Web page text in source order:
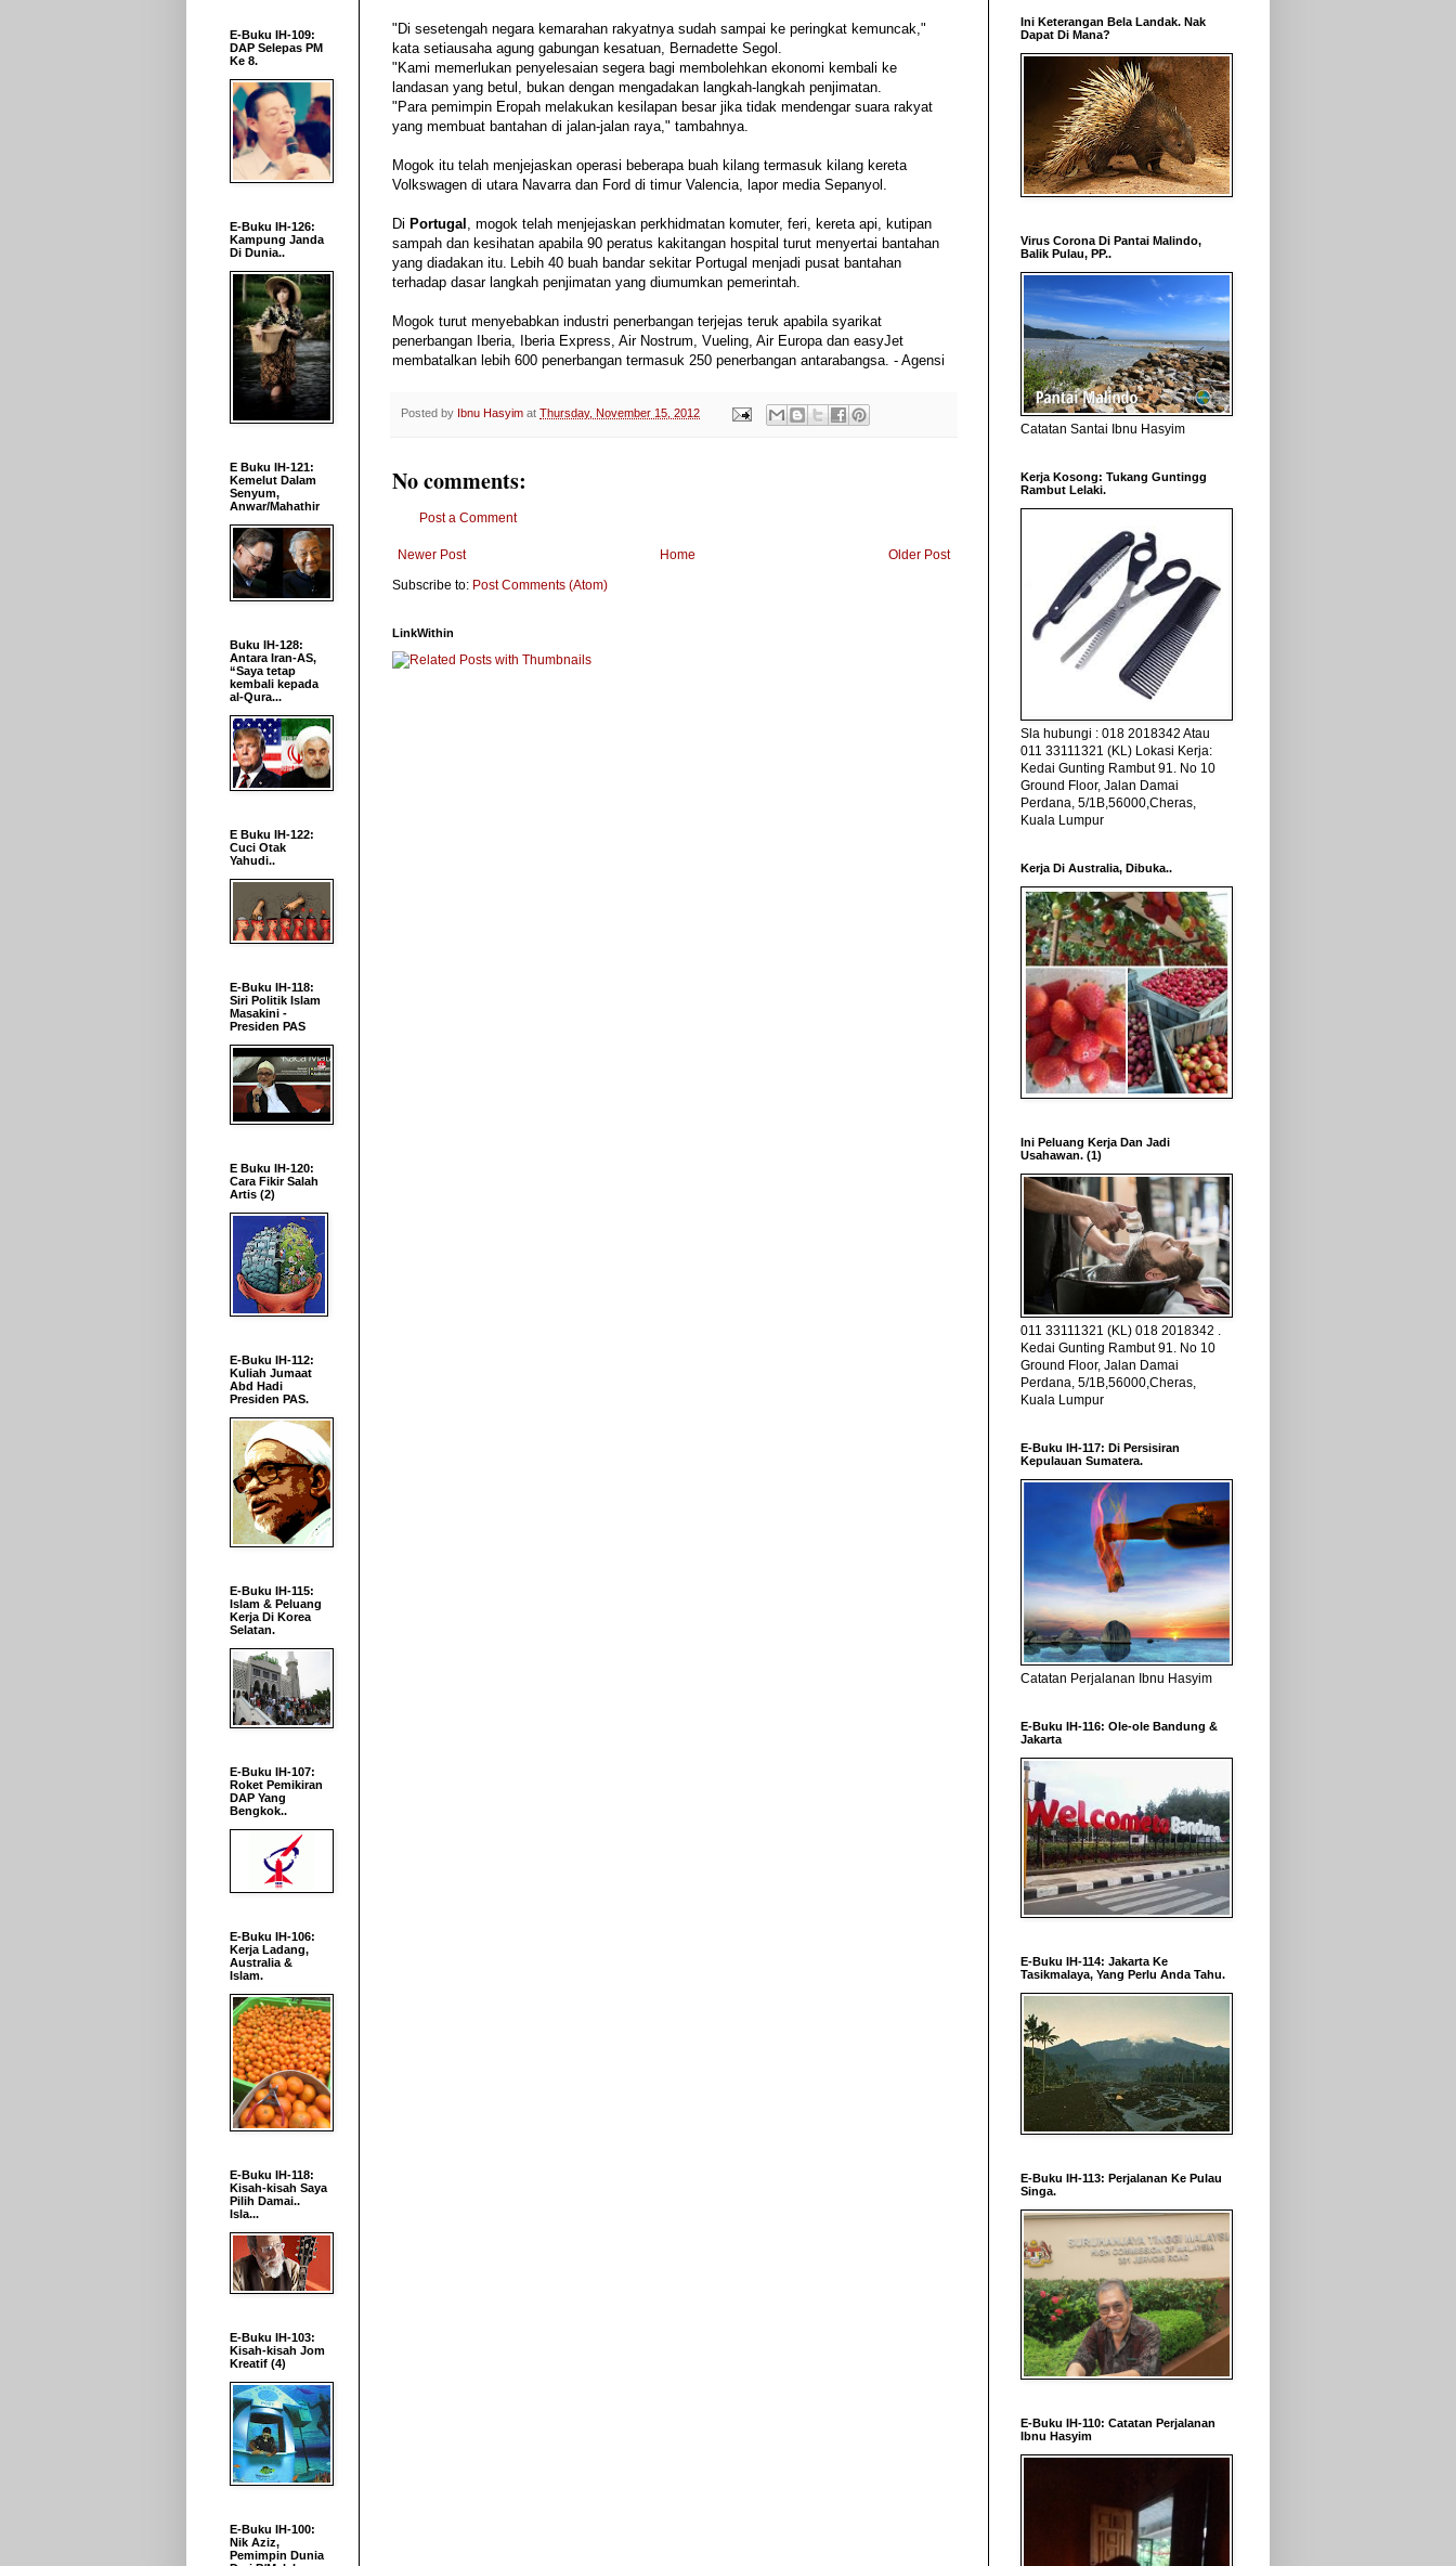
"Di sesetengah negara kemarahan rakyatnya sudah sampai ke peringkat kemuncak,"
kata setiausaha agung gabungan kesatuan, Bernadette Segol.
"Kami memerlukan penyelesaian segera bagi membolehkan ekonomi kembali ke
landasan yang betul, bukan dengan mengadakan langkah-langkah penjimatan.
"Para pemimpin Eropah melakukan kesilapan besar jika tidak mendengar suara rakyat
yang membuat bantahan di jalan-jalan raya," tambahnya.
Mogok itu telah menjejaskan operasi beberapa buah kilang termasuk kilang kereta
Volkswagen di utara Navarra dan Ford di timur Valencia, lapor media Sepanyol.
Di Portugal , mogok telah menjejaskan perkhidmatan komuter, feri, kereta api, kutipan
sampah dan kesihatan apabila 90 peratus kakitangan hospital turut menyertai bantahan
yang diadakan itu. Lebih 40 buah bandar sekitar Portugal menjadi pusat bantahan
terhadap dasar langkah penjimatan yang diumumkan pemerintah.
Mogok turut menyebabkan industri penerbangan terjejas teruk apabila syarikat
penerbangan Iberia, Iberia Express, Air Nostrum, Vueling, Air Europa dan easyJet
membatalkan lebih 600 penerbangan termasuk 250 penerbangan antarabangsa. - Agensi
Posted by Ibnu Hasyim at Thursday, November 15, 2012
No comments:
Post a Comment
Newer Post Older Post
Home
Subscribe to: Post Comments (Atom)
LinkWithin
E-Buku IH-109:
DAP Selepas PM
Ke 8.
E-Buku IH-126:
Kampung Janda
Di Dunia..
E Buku IH-121:
Kemelut Dalam
Senyum,
Anwar/Mahathir
Buku IH-128:
Antara Iran-AS,
“Saya tetap
kembali kepada
al-Qura...
E Buku IH-122:
Cuci Otak
Yahudi..
E-Buku IH-118:
Siri Politik Islam
Masakini -
Presiden PAS
E Buku IH-120:
Cara Fikir Salah
Artis (2)
E-Buku IH-112:
Kuliah Jumaat
Abd Hadi
Presiden PAS.
E-Buku IH-115:
Islam & Peluang
Kerja Di Korea
Selatan.
E-Buku IH-107:
Roket Pemikiran
DAP Yang
Bengkok..
E-Buku IH-106:
Kerja Ladang,
Australia &
Islam.
E-Buku IH-118:
Kisah-kisah Saya
Pilih Damai..
Isla...
E-Buku IH-103:
Kisah-kisah Jom
Kreatif (4)
E-Buku IH-100:
Nik Aziz,
Pemimpin Dunia
Ini Keterangan Bela Landak. Nak
Dapat Di Mana?
Virus Corona Di Pantai Malindo,
Balik Pulau, PP..
Catatan Santai Ibnu Hasyim
Kerja Kosong: Tukang Guntingg
Rambut Lelaki.
Sla hubungi : 018 2018342 Atau
011 33111321 (KL) Lokasi Kerja:
Kedai Gunting Rambut 91. No 10
Ground Floor, Jalan Damai
Perdana, 5/1B,56000,Cheras,
Kuala Lumpur
Kerja Di Australia, Dibuka..
Ini Peluang Kerja Dan Jadi
Usahawan. (1)
011 33111321 (KL) 018 2018342 .
Kedai Gunting Rambut 91. No 10
Ground Floor, Jalan Damai
Perdana, 5/1B,56000,Cheras,
Kuala Lumpur
E-Buku IH-117: Di Persisiran
Kepulauan Sumatera.
Catatan Perjalanan Ibnu Hasyim
E-Buku IH-116: Ole-ole Bandung &
Jakarta
E-Buku IH-114: Jakarta Ke
Tasikmalaya, Yang Perlu Anda Tahu.
E-Buku IH-113: Perjalanan Ke Pulau
Singa.
E-Buku IH-110: Catatan Perjalanan
Ibnu Hasyim